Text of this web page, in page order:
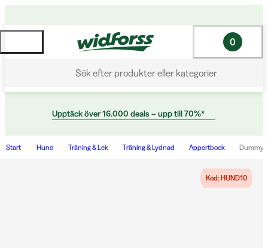
Sök efter produkter eller kategorier
0
Upptäck över 16.000 deals – upp till 70%*
Start Hund Träning & Lek Träning & Lydnad Apportbock Dummy
Kod: HUND10